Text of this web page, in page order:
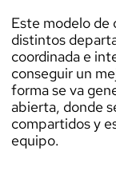
Este modelo de
distintos
coordinada e
conseguir un
forma se va
abierta, donde
compartidos y
equipo.